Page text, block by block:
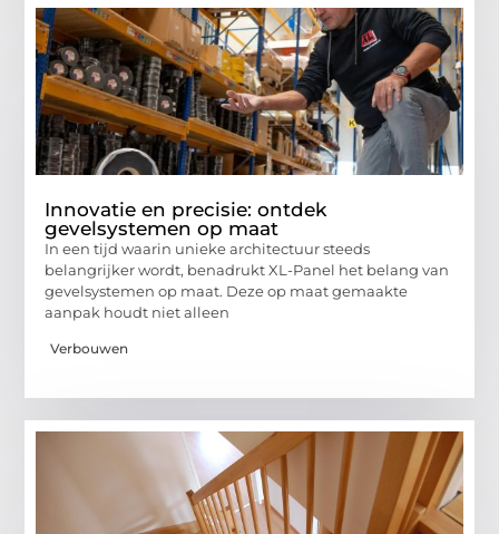
Innovatie en precisie: ontdek
gevelsystemen op maat
In een tijd waarin unieke architectuur steeds
belangrijker wordt, benadrukt XL-Panel het belang van
gevelsystemen op maat. Deze op maat gemaakte
aanpak houdt niet alleen
Verbouwen